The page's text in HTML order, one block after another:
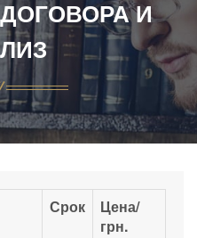
И
Срок
Цена/
грн.